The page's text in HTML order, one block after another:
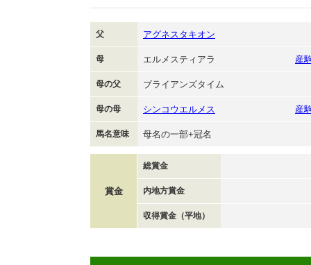
父 アグネスタキオン
母 エルメスティアラ 産
母の父 ブライアンズタイム
母の母 シンコウエルメス 産
馬名意味 母名の一部+冠名
賞金
総賞金
内地方賞金
収得賞金（平地）